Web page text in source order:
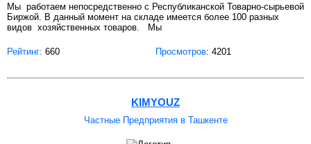
Мы работаем непосредственно с Республиканской Товарно-сырьевой
Биржой. В данный момент на складе имеется более 100 разных
видов хозяйственных товаров. Мы
Рейтинг: 660 Просмотров: 4201
KIMYOUZ
Частные Предприятия в Ташкенте